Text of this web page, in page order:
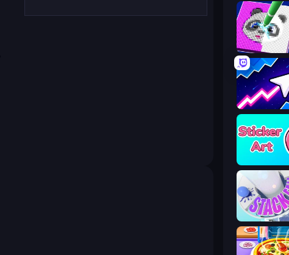
Space Waves
Stack Fall